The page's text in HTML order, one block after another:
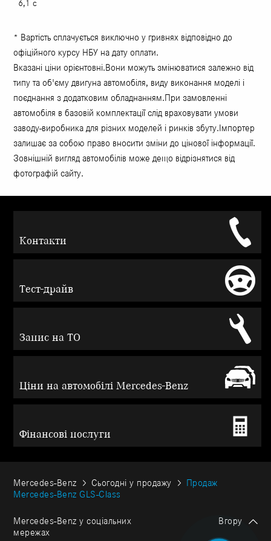
6,1 с
* Вартість сплачується виключно у гривнях відповідно до
офіційного курсу НБУ на дату оплати.
Вказані ціни орієнтовні.Вони можуть змінюватися залежно від
типу та об'єму двигуна автомобіля, виду виконання моделі і
поєднання з додатковим обладнанням.При замовленні
автомобіля в базовій комплектації слід враховувати умови
заводу-виробника для різних моделей і ринків збуту.Імпортер
залишає за собою право вносити зміни до цінової інформації.
Зовнішній вигляд автомобілів може дещо відрізнятися від
фотографій сайту.
Контакти
Тест-драйв
Запис на ТО
Ціни на автомобілі Mercedes-Benz
Фінансові послуги
Mercedes-Benz Сьогодні у продажу
Продаж
Mercedes-Benz GLS-Class
Mercedes-Benz у соціальних
мережах
Вгору